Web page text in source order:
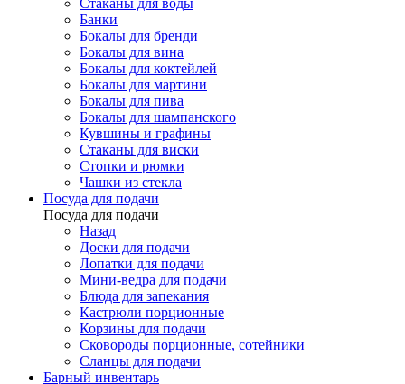
Банки
Бокалы для бренди
Бокалы для вина
Бокалы для коктейлей
Бокалы для мартини
Бокалы для пива
Бокалы для шампанского
Кувшины и графины
Стаканы для виски
Стопки и рюмки
Чашки из стекла
Посуда для подачи
Посуда для подачи
Назад
Доски для подачи
Лопатки для подачи
Мини-ведра для подачи
Блюда для запекания
Кастрюли порционные
Корзины для подачи
Сковороды порционные, сотейники
Сланцы для подачи
Барный инвентарь